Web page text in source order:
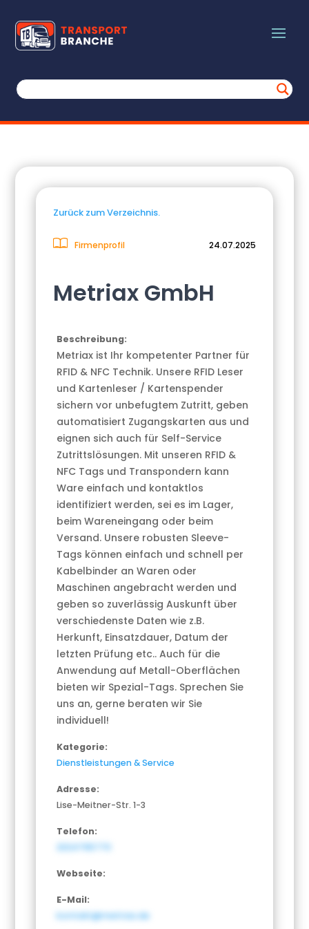
Zurück zum Verzeichnis.
Firmenprofil 24.07.2025
Metriax GmbH
Beschreibung:
Metriax ist Ihr kompetenter Partner für
RFID & NFC Technik. Unsere RFID Leser
und Kartenleser / Kartenspender
sichern vor unbefugtem Zutritt, geben
automatisiert Zugangskarten aus und
eignen sich auch für Self-Service
Zutrittslösungen. Mit unseren RFID &
NFC Tags und Transpondern kann
Ware einfach und kontaktlos
identifiziert werden, sei es im Lager,
beim Wareneingang oder beim
Versand. Unsere robusten Sleeve-
Tags können einfach und schnell per
Kabelbinder an Waren oder
Maschinen angebracht werden und
geben so zuverlässig Auskunft über
verschiedenste Daten wie z.B.
Herkunft, Einsatzdauer, Datum der
letzten Prüfung etc.. Auch für die
Anwendung auf Metall-Oberflächen
bieten wir Spezial-Tags. Sprechen Sie
uns an, gerne beraten wir Sie
individuell!
Kategorie:
Dienstleistungen & Service
Adresse:
Lise-Meitner-Str. 1-3
Telefon:
2024795770
Webseite:
E-Mail:
kontakt@metriax.de